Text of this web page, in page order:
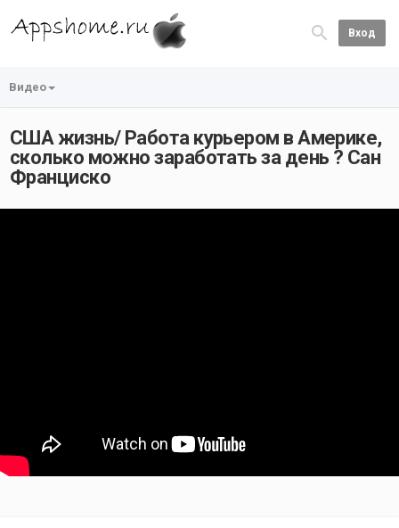
Вход
Видео
США жизнь/ Работа курьером в Америке,
сколько можно заработать за день ? Сан
Франциско